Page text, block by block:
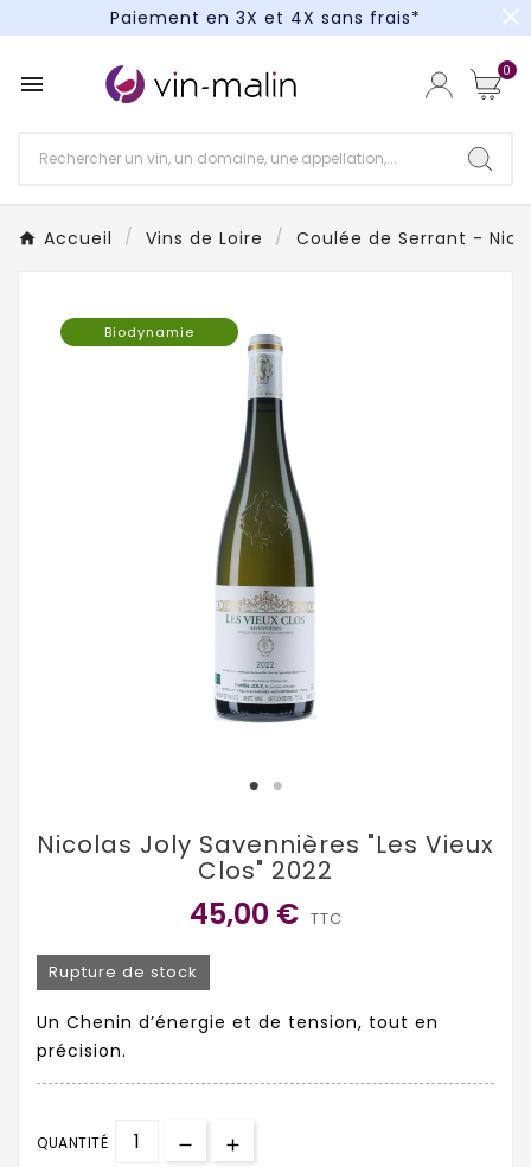
Paiement en 3X et 4X sans frais*
Paiement en 3X et 4X sans frais*
close
 0
Accueil Vins de Loire Coulée de Serrant -
Biodynamie
Nicolas Joly Savennières "Les Vieux
Clos" 2022
45,00 € TTC
Rupture de stock
Un Chenin d’énergie et de tension, tout en
précision.
QUANTITÉ